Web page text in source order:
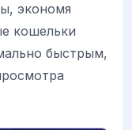
экономя
кошельки
быстрым,